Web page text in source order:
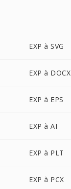
EXP à SVG
EXP à DOCX
EXP à EPS
EXP à AI
EXP à PLT
EXP à PCX